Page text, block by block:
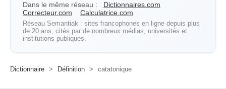
Dans le même réseau :
Dictionnaires.com
Correcteur.com
Calculatrice.com
Réseau Semantiak : sites francophones en ligne depuis plus
de 20 ans, cités par de nombreux médias, universités et
institutions publiques.
Dictionnaire > Définition > catatonique